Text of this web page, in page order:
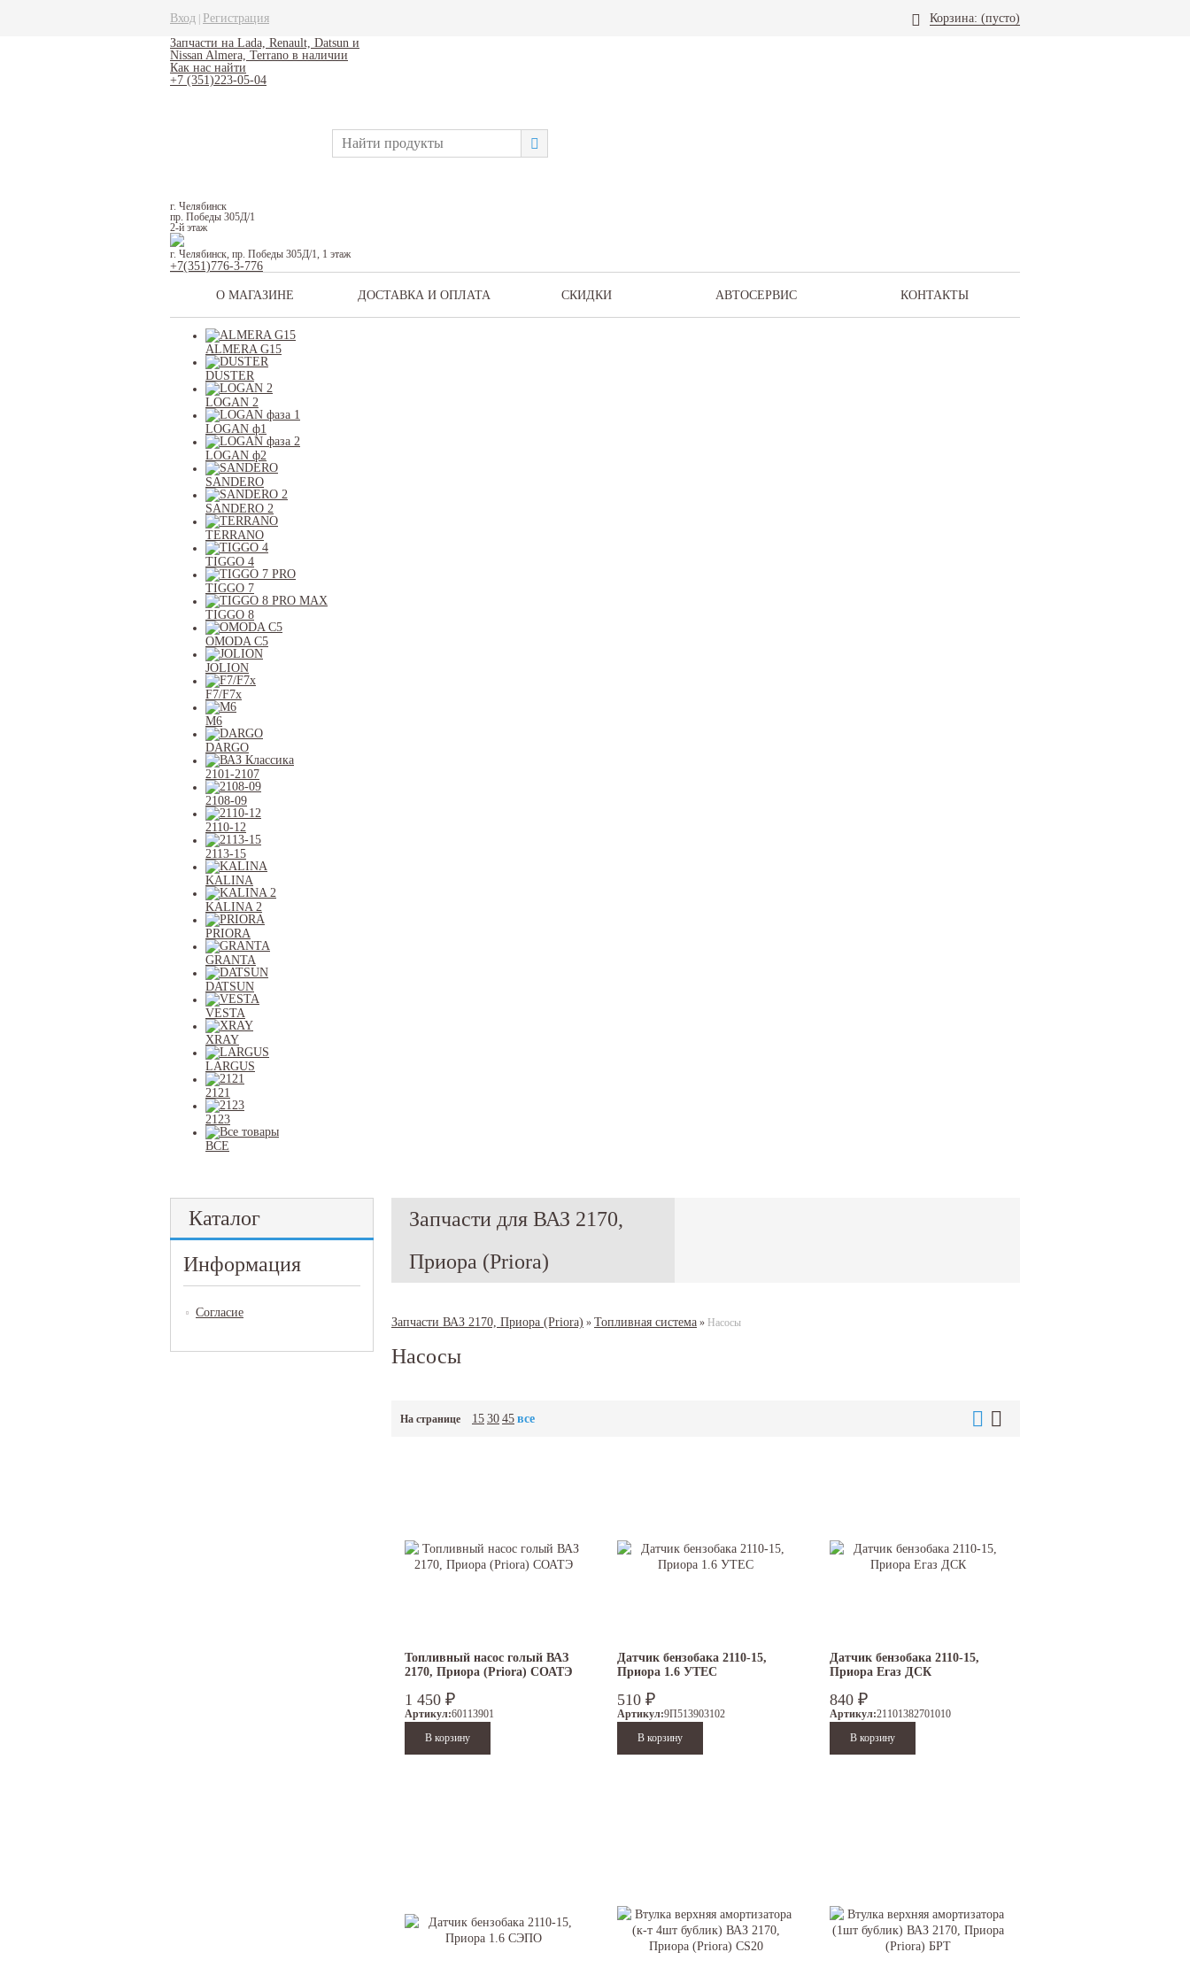
Вход Регистрация Корзина: (пусто)
Запчасти на Lada, Renault, Datsun и
Nissan Almera, Terrano в наличии
Как нас найти
+7 (351)223-05-04
г. Челябинск
пр. Победы 305Д/1
2-й этаж
г. Челябинск, пр. Победы 305Д/1, 1 этаж
+7(351)776-3-776
О МАГАЗИНЕ ДОСТАВКА И ОПЛАТА СКИДКИ АВТОСЕРВИС КОНТАКТЫ
ALMERA G15
DUSTER
LOGAN 2
LOGAN ф1
LOGAN ф2
SANDERO
SANDERO 2
TERRANO
TIGGO 4
TIGGO 7
TIGGO 8
OMODA C5
JOLION
F7/F7x
M6
DARGO
2101-2107
2108-09
2110-12
2113-15
KALINA
KALINA 2
PRIORA
GRANTA
DATSUN
VESTA
XRAY
LARGUS
2121
2123
ВСЕ
Каталог
Информация
Согласие
Запчасти для ВАЗ 2170,
Приора (Priora)
Запчасти ВАЗ 2170, Приора (Priora) » Топливная система » Насосы
Насосы
На странице 153045все
Топливный насос голый ВАЗ
2170, Приора (Priora) СОАТЭ
1 450 ₽
Артикул:60113901
Датчик бензобака 2110-15,
Приора 1.6 УТЕС
510 ₽
Артикул:9П513903102
Датчик бензобака 2110-15,
Приора Егаз ДСК
840 ₽
Артикул:21101382701010